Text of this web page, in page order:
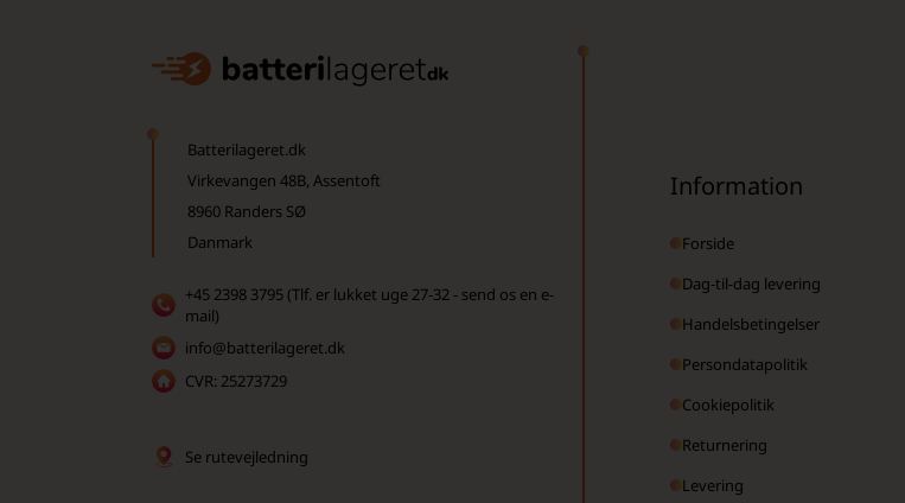
Batterilageret.dk
Virkevangen 48B, Assentoft
8960 Randers SØ
Danmark
+45 2398 3795 (Tlf. er lukket uge 27-32 - send os en e-
mail)
info@batterilageret.dk
CVR: 25273729
Se rutevejledning
Information
Forside
Dag-til-dag levering
Handelsbetingelser
Persondatapolitik
Cookiepolitik
Returnering
Levering